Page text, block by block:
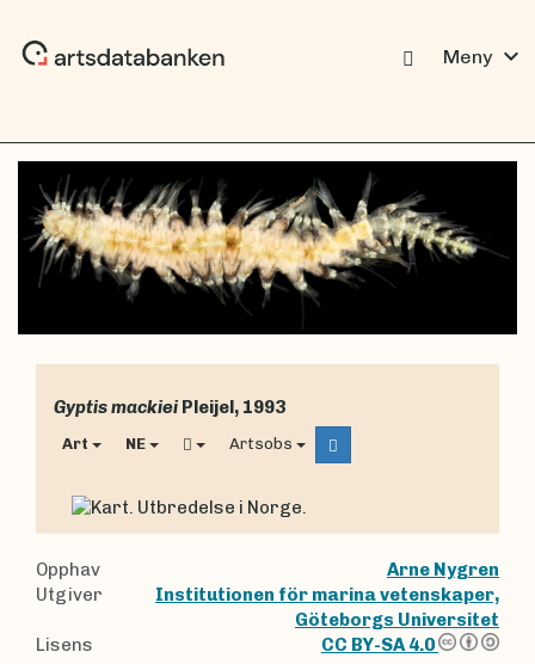
Meny expand_more
Gyptis mackiei Pleijel, 1993
Art NE Artsobs
Opphav
Arne Nygren
Utgiver
Institutionen för marina vetenskaper,
Göteborgs Universitet
Lisens
CC BY-SA 4.0